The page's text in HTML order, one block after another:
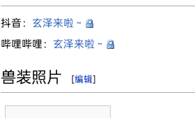
抖音： 玄泽来啦～
哔哩哔哩： 玄泽来啦～
兽装照片 [编辑]